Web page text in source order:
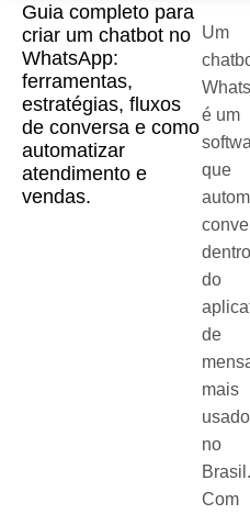
Guia completo para
criar um chatbot no
WhatsApp:
ferramentas,
estratégias, fluxos
de conversa e como
automatizar
atendimento e
vendas.
Um
é um
que
dentro
do
de
mais
usado
no
Brasil.
Com